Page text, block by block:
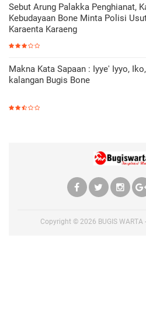
Sebut Arung Palakka Penghianat,
Kebudayaan Bone Minta Polisi
Karaenta Karaeng
Makna Kata Sapaan : Iyye' Iyyo,
kalangan Bugis Bone
Copyright © 2026 BUGIS